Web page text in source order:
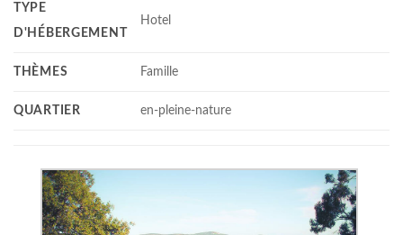
TYPE
D'HÉBERGEMENT
Hotel
THÈMES Famille
QUARTIER en-pleine-nature